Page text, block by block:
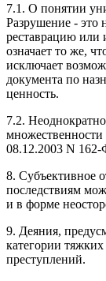
7.1. О понятии
Разрушение - это
реставрацию или
означает то же,
исключает
документа по
ценность.
7.2.
множественности
08.12.2003 N
8. Субъективное
последствиям
и в форме
9. Деяния,
категории
преступлений.